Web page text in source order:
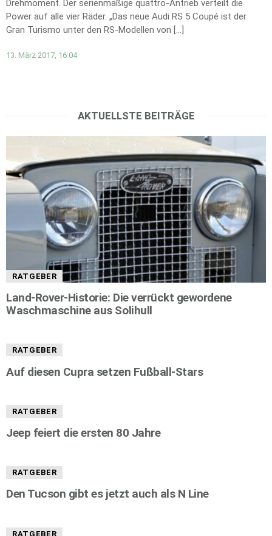
Drehmoment. Der serienmäßige quattro-Antrieb verteilt die
Power auf alle vier Räder. „Das neue Audi RS 5 Coupé ist der
Gran Turismo unter den RS-Modellen von […]
13. März 2017, 16:04
AKTUELLSTE BEITRÄGE
RATGEBER
Land-Rover-Historie: Die verrückt gewordene
Waschmaschine aus Solihull
RATGEBER
Auf diesen Cupra setzen Fußball-Stars
RATGEBER
Jeep feiert die ersten 80 Jahre
RATGEBER
Den Tucson gibt es jetzt auch als N Line
RATGEBER